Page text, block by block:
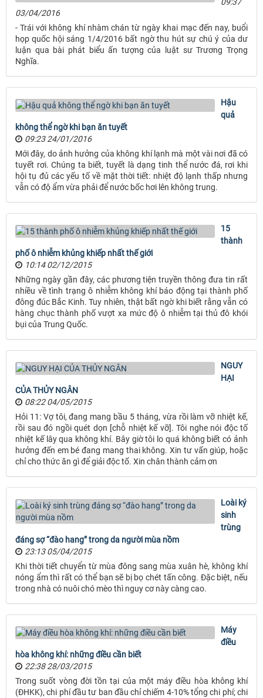
09:37
03/04/2016
- Trái với không khí nhàm chán từ ngày khai mạc đến nay, buổi
họp quốc hội sáng 1/4/2016 bất ngờ thu hút sự chú ý của dư
luận qua bài phát biểu ấn tượng của luật sư Trương Trọng
Nghĩa.
Hậu
quả
không thể ngờ khi bạn ăn tuyết
09:23 24/01/2016
Mới đây, do ảnh hưởng của không khí lạnh mà một vài nơi đã có
tuyết rơi. Chúng ta biết, tuyết là dạng tinh thể nước đá, rơi khi
hội tụ đủ các yếu tố về mặt thời tiết: nhiệt độ lạnh thấp nhưng
vẫn có độ ẩm vừa phải để nước bốc hơi lên không trung.
15
thành
phố ô nhiễm khủng khiếp nhất thế giới
10:14 02/12/2015
Những ngày gần đây, các phương tiện truyền thông đưa tin rất
nhiều về tình trạng ô nhiễm không khí báo động tại thành phố
đông đúc Bắc Kinh. Tuy nhiên, thật bất ngờ khi biết rằng vẫn có
hàng chục thành phố vượt xa mức độ ô nhiễm tại thủ đô khói
bụi của Trung Quốc.
NGUY
HẠI
CỦA THỦY NGÂN
08:22 04/05/2015
Hỏi 11: Vợ tôi, đang mang bầu 5 tháng, vừa rồi làm vỡ nhiệt kế,
rồi sau đó ngồi quét dọn [chỗ nhiệt kế vỡ]. Tôi nghe nói độc tố
nhiệt kế lây qua không khí. Bây giờ tôi lo quá không biết có ảnh
hưởng đến em bé đang mang thai không. Xin tư vấn giúp, hoặc
chỉ cho thức ăn gì để giải độc tố. Xin chân thành cảm ơn
Loài ký
sinh
trùng
đáng sợ “đào hang” trong da người mùa nồm
23:13 05/04/2015
Khi thời tiết chuyển từ mùa đông sang mùa xuân hè, không khí
nóng ẩm thì rất có thể bạn sẽ bị bọ chét tấn công. Đặc biệt, nếu
trong nhà có nuôi chó mèo thì nguy cơ này càng cao.
Máy
điều
hòa không khí: những điều cần biết
22:38 28/03/2015
Trong suốt vòng đời tồn tại của một máy điều hòa không khí
(ĐHKK), chi phí đầu tư ban đầu chỉ chiếm 4-10% tổng chi phí; chi